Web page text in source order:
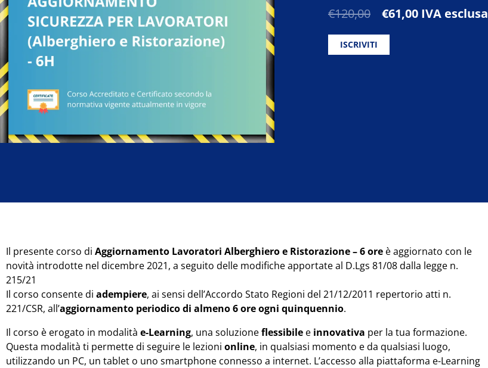
€120,00
Il
originale
era:
€61,00IlIVA esclusa
ISCRIVITI
Il presente corso di Aggiornamento Lavoratori Alberghiero e Ristorazione – 6 ore è aggiornato con le
novità introdotte nel dicembre 2021, a seguito delle modifiche apportate al D.Lgs 81/08 dalla legge n.
215/21
Il corso consente di adempiere, ai sensi dell’Accordo Stato Regioni del 21/12/2011 repertorio atti n.
221/CSR, all’aggiornamento periodico di almeno 6 ore ogni quinquennio.
Il corso è erogato in modalità e-Learning, una soluzioneflessibile e innovativa per la tua formazione.
Questa modalità ti permette di seguire le lezioni online, in qualsiasi momento e da qualsiasi luogo,
utilizzando un PC, un tablet o uno smartphone connesso a internet. L’accesso alla piattaforma e-Learning